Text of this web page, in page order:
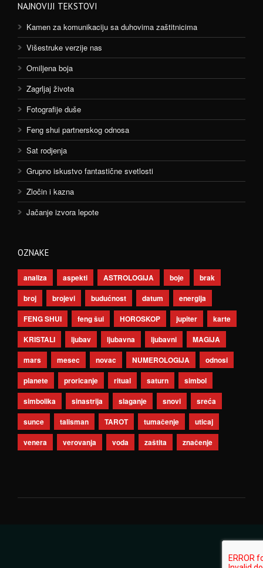
NAJNOVIJI TEKSTOVI
Kamen za komunikaciju sa duhovima zaštitnicima
Višestruke verzije nas
Omiljena boja
Zagrljaj života
Fotografije duše
Feng shui partnerskog odnosa
Sat rodjenja
Grupno iskustvo fantastične svetlosti
Zločin i kazna
Jačanje izvora lepote
OZNAKE
analiza aspekti ASTROLOGIJA boje
brak
broj
brojevi budućnost datum
energija
FENG SHUI
feng šui HOROSKOP jupiter
karte
KRISTALI
ljubav ljubavna ljubavni
MAGIJA
mars
mesec novac NUMEROLOGIJA
odnosi
planete
proricanje ritual saturn
simbol
simbolika
sinastrija slaganje snovi
sreća
sunce
talisman TAROT tumačenje
uticaj
venera
verovanja voda zaštita značenje